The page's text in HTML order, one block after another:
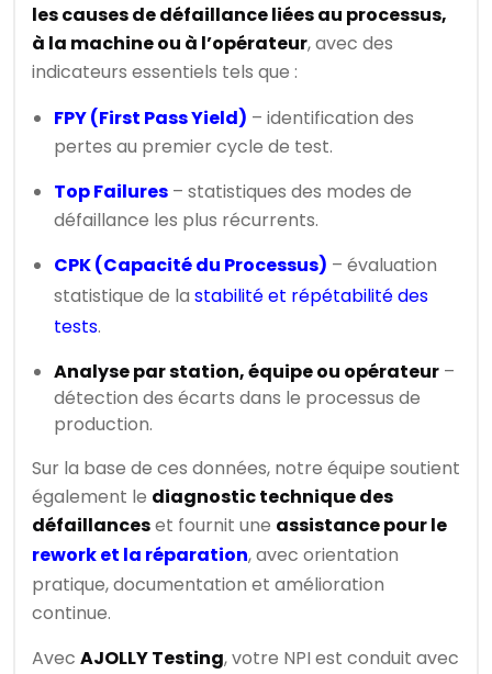
les causes de défaillance liées au processus,
à la machine ou à l’opérateur, avec des
indicateurs essentiels tels que :
FPY (First Pass Yield) – identification des
pertes au premier cycle de test.
Top Failures – statistiques des modes de
défaillance les plus récurrents.
CPK (Capacité du Processus) – évaluation
statistique de la stabilité et répétabilité des
tests.
Analyse par station, équipe ou opérateur –
détection des écarts dans le processus de
production.
Sur la base de ces données, notre équipe soutient
également le diagnostic technique des
défaillanceset fournit une assistance pour le
rework et la réparation, avec orientation
pratique, documentation et amélioration
continue.
Avec AJOLLY Testing, votre NPI est conduit avec